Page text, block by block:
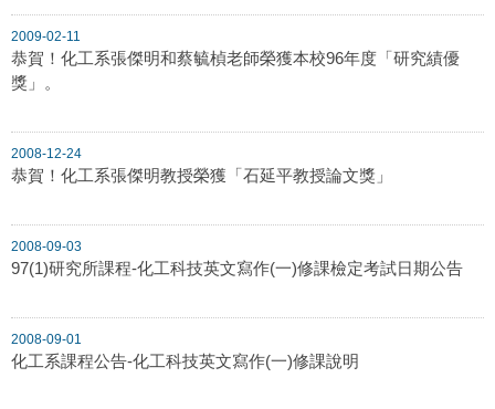
2009-02-11
恭賀！化工系張傑明和蔡毓楨老師榮獲本校96年度「研究績優
獎」。
2008-12-24
恭賀！化工系張傑明教授榮獲「石延平教授論文獎」
2008-09-03
97(1)研究所課程-化工科技英文寫作(一)修課檢定考試日期公告
2008-09-01
化工系課程公告-化工科技英文寫作(一)修課說明